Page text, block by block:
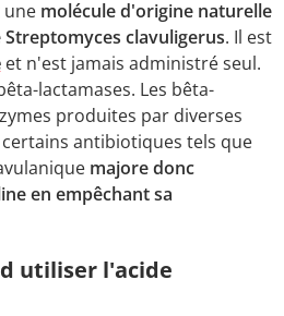
une molécule d'origine naturelle
clavuligerus. Il est
et n'est jamais administré seul.
lactamases. Les bêta-
produites par diverses
antibiotiques tels que
majore donc
en empêchant sa
utiliser l'acide